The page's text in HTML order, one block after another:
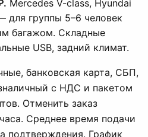
Mercedes V-class, Hyundai
для группы 5–6 человек
багажом. Складные
USB, задний климат.
банковская карта, СБП,
с НДС и пакетом
Отменить заказ
Среднее время подачи
подтверждения. График